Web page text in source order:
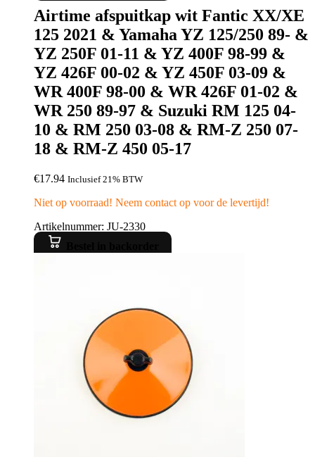
Airtime afspuitkap wit Fantic XX/XE
125 2021 & Yamaha YZ 125/250 89- &
YZ 250F 01-11 & YZ 400F 98-99 &
YZ 426F 00-02 & YZ 450F 03-09 &
WR 400F 98-00 & WR 426F 01-02 &
WR 250 89-97 & Suzuki RM 125 04-
10 & RM 250 03-08 & RM-Z 250 07-
18 & RM-Z 450 05-17
€17.94 Inclusief 21% BTW
Niet op voorraad! Neem contact op voor de levertijd!
Artikelnummer: JU-2330